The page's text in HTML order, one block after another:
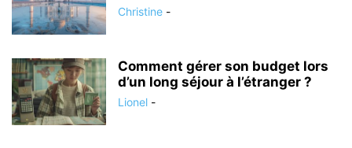
Christine -
Comment gérer son budget lors
d’un long séjour à l’étranger ?
Lionel -